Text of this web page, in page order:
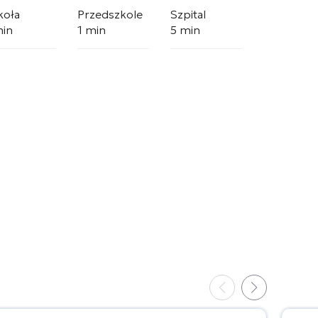
Przedszkole
1 min
Szpital
5 min